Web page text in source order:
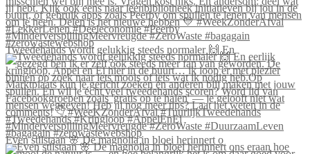
Tweedehands wordt gelukkig steeds normaler 🙌 En
Even stilstaan 🌸 De magnolia in bloei herinnert o